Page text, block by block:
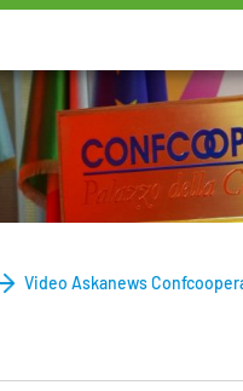
Video Askanews